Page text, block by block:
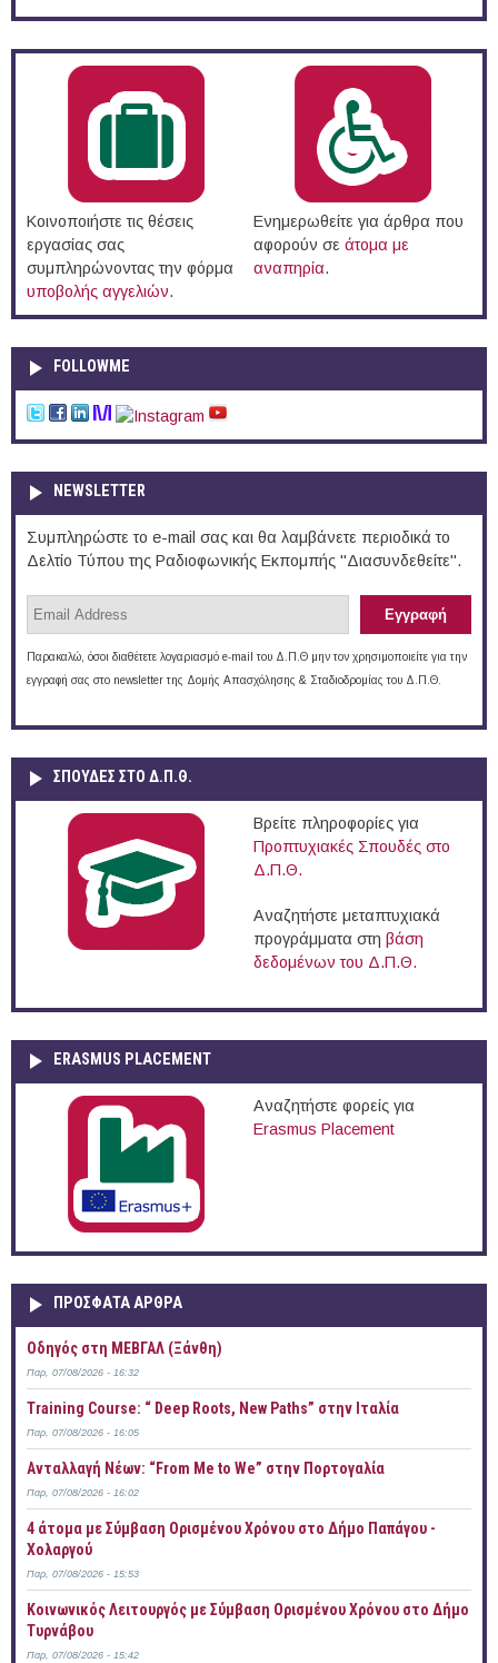
Κοινοποιήστε τις θέσεις
εργασίας σας
συμπληρώνοντας την φόρμα
υποβολής αγγελιών.
Ενημερωθείτε για άρθρα που
αφορούν σε άτομα με
αναπηρία.
FOLLOWME
NEWSLETTER
Συμπληρώστε το e-mail σας και θα λαμβάνετε περιοδικά το
Δελτίο Τύπου της Ραδιοφωνικής Εκπομπής "Διασυνδεθείτε".
Παρακαλώ, όσοι διαθέτετε λογαριασμό e-mail του Δ.Π.Θ μην τον χρησιμοποιείτε για την
εγγραφή σας στο newsletter της Δομής Απασχόλησης & Σταδιοδρομίας του Δ.Π.Θ.
ΣΠΟΥΔΈΣ ΣΤΟ Δ.Π.Θ.
Βρείτε πληροφορίες για
Προπτυχιακές Σπουδές στο
Δ.Π.Θ.
Αναζητήστε μεταπτυχιακά
προγράμματα στη βάση
δεδομένων του Δ.Π.Θ.
ERASMUS PLACEMENT
Αναζητήστε φορείς για
Erasmus Placement
ΠΡOΣΦΑΤΑ AΡΘΡΑ
Οδηγός στη ΜΕΒΓΑΛ (Ξάνθη)
Παρ, 07/08/2026 - 16:32
Training Course: “ Deep Roots, New Paths” στην Ιταλία
Παρ, 07/08/2026 - 16:05
Ανταλλαγή Νέων: “From Me to We” στην Πορτογαλία
Παρ, 07/08/2026 - 16:02
4 άτομα με Σύμβαση Ορισμένου Χρόνου στο Δήμο Παπάγου -
Χολαργού
Παρ, 07/08/2026 - 15:53
Κοινωνικός Λειτουργός με Σύμβαση Ορισμένου Χρόνου στο Δήμο
Τυρνάβου
Παρ, 07/08/2026 - 15:42